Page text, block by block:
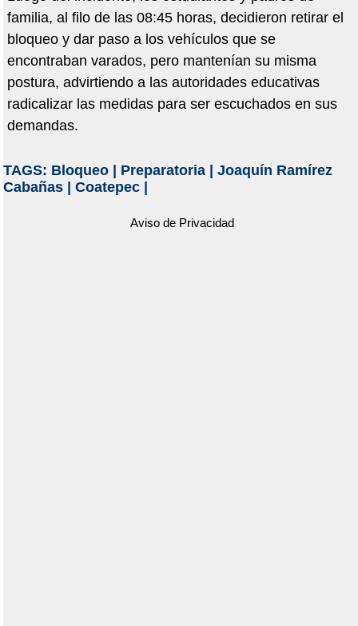
familia, al filo de las 08:45 horas, decidieron retirar el
bloqueo y dar paso a los vehículos que se
encontraban varados, pero mantenían su misma
postura, advirtiendo a las autoridades educativas
radicalizar las medidas para ser escuchados en sus
demandas.
TAGS: Bloqueo| Preparatoria| Joaquín Ramírez
Cabañas| Coatepec|
Aviso de Privacidad